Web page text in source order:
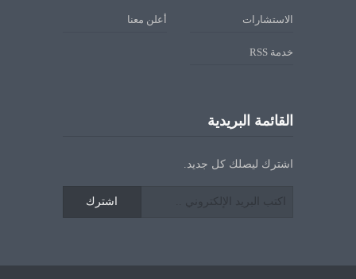
الاستشارات أعلن معنا
خدمة RSS
القائمة البريدية
اشترك ليصلك كل جديد.
اشترك